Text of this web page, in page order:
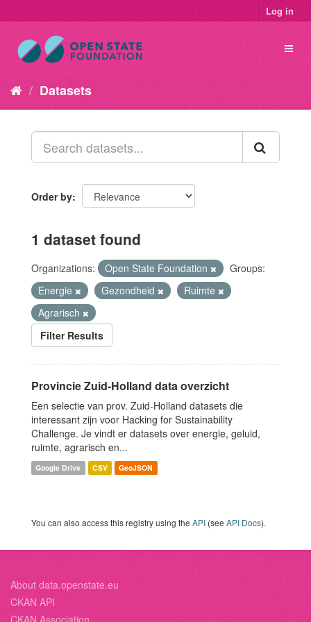
Log in
Datasets
Order by
1 dataset found
Organizations: Open State Foundation
Groups:
Energie
Gezondheid
Ruimte
Agrarisch
Filter Results
Provincie Zuid-Holland data overzicht
Een selectie van prov. Zuid-Holland datasets die
interessant zijn voor Hacking for Sustainability
Challenge. Je vindt er datasets over energie, geluid,
ruimte, agrarisch en...
Google Drive CSV GeoJSON
You can also access this registry using the API (see API Docs).
About data.openstate.eu
CKAN API
CKAN Association